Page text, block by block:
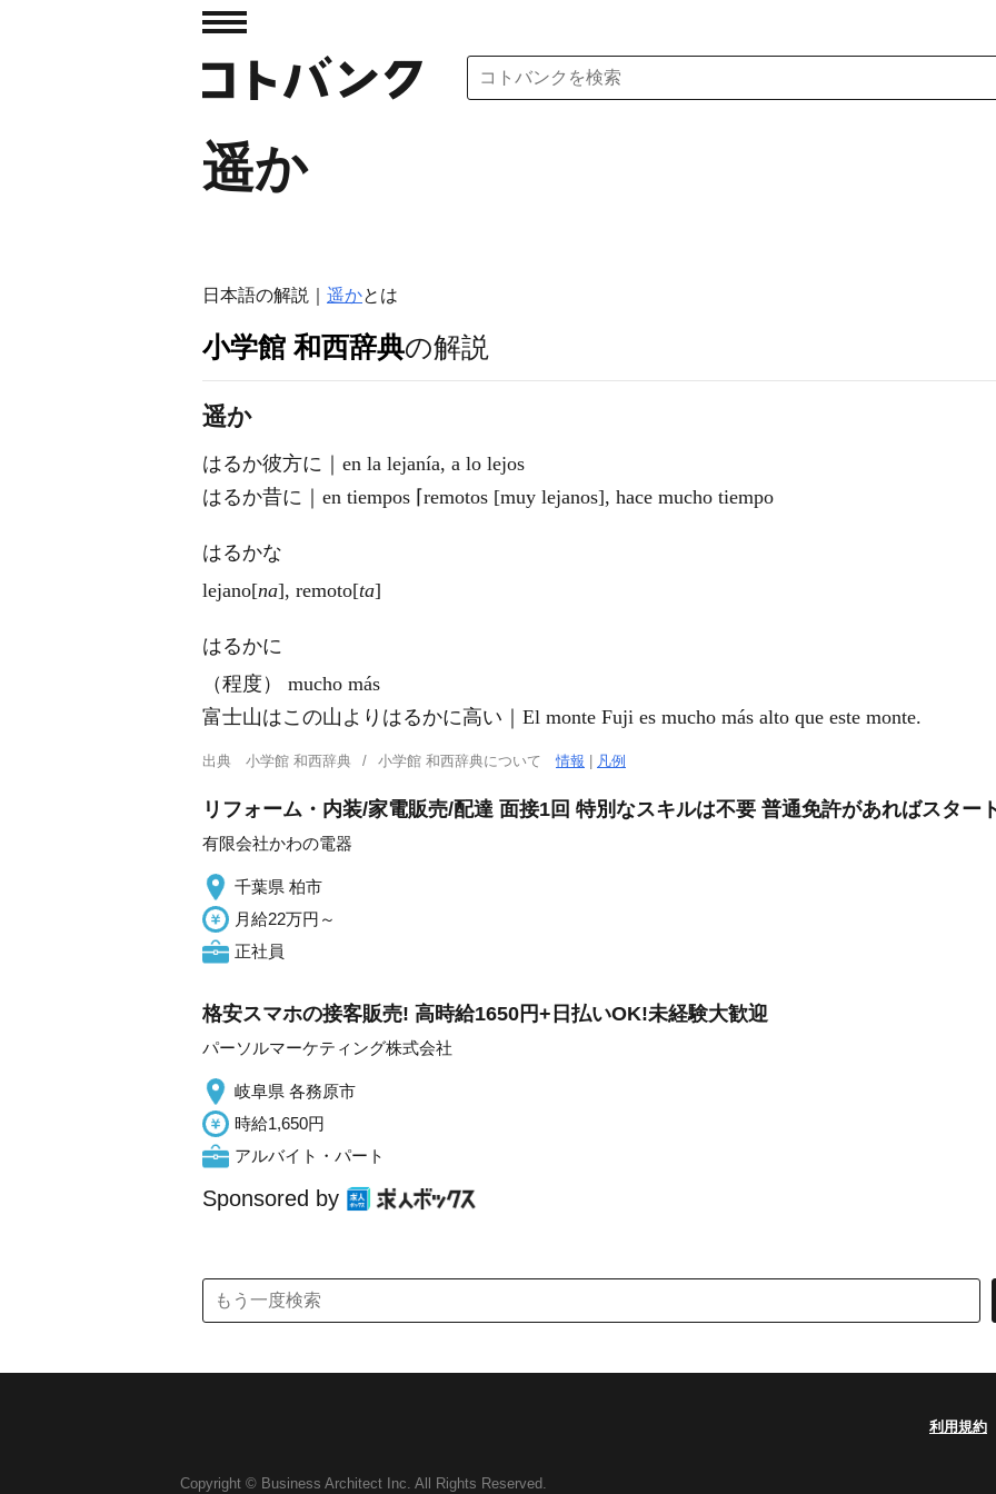
遥か
日本語の解説｜ 遥かとは
小学館 和西辞典の解説
遥か
はるか彼方に｜en la lejanía, a lo lejos
はるか昔に｜en tiempos ⌈remotos [muy lejanos], hace mucho tiempo
はるかな
lejano[na], remoto[ta]
はるかに
（程度） mucho más
富士山はこの山よりはるかに高い｜El monte Fuji es mucho más alto que este monte.
出典 小学館 和西辞典 小学館 和西辞典について情報 凡例
リフォーム・内装/家電販売/配達 面接1回 特別なスキルは不要 普通免許があればスター
有限会社かわの電器
千葉県 柏市
月給22万円～
正社員
格安スマホの接客販売! 高時給1650円+日払いOK!未経験大歓迎
パーソルマーケティング株式会社
岐阜県 各務原市
時給1,650円
アルバイト・パート
Sponsored by
利用規約
Copyright © Business Architect Inc. All Rights Reserved.